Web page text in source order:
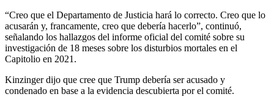
“Creo que el Departamento de Justicia hará lo correcto. Creo que lo
acusarán y, francamente, creo que debería hacerlo”, continuó,
señalando los hallazgos del informe oficial del comité sobre su
investigación de 18 meses sobre los disturbios mortales en el
Capitolio en 2021.
Kinzinger dijo que cree que Trump debería ser acusado y
condenado en base a la evidencia descubierta por el comité.